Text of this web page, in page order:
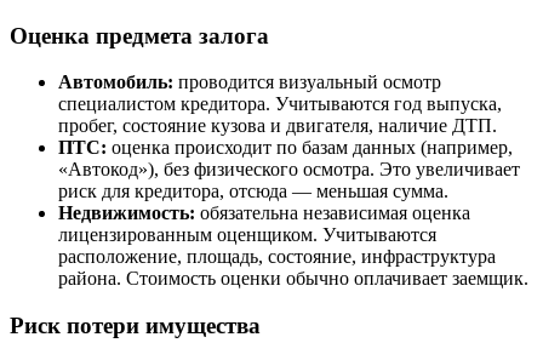
Оценка предмета залога
Автомобиль: проводится визуальный осмотр
специалистом кредитора. Учитываются год выпуска,
пробег, состояние кузова и двигателя, наличие ДТП.
ПТС: оценка происходит по базам данных (например,
«Автокод»), без физического осмотра. Это увеличивает
риск для кредитора, отсюда — меньшая сумма.
Недвижимость: обязательна независимая оценка
лицензированным оценщиком. Учитываются
расположение, площадь, состояние, инфраструктура
района. Стоимость оценки обычно оплачивает заемщик.
Риск потери имущества